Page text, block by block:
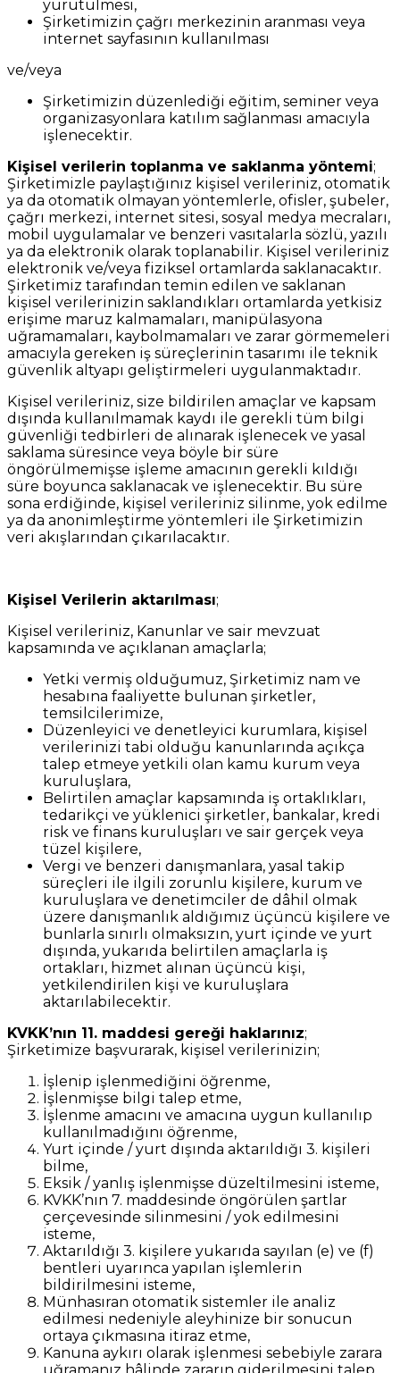
yürütülmesi,
Şirketimizin çağrı merkezinin aranması veya
internet sayfasının kullanılması
ve/veya
Şirketimizin düzenlediği eğitim, seminer veya
organizasyonlara katılım sağlanması amacıyla
işlenecektir.
Kişisel verilerin toplanma ve saklanma yöntemi;
Şirketimizle paylaştığınız kişisel verileriniz, otomatik
ya da otomatik olmayan yöntemlerle, ofisler, şubeler,
çağrı merkezi, internet sitesi, sosyal medya mecraları,
mobil uygulamalar ve benzeri vasıtalarla sözlü, yazılı
ya da elektronik olarak toplanabilir. Kişisel verileriniz
elektronik ve/veya fiziksel ortamlarda saklanacaktır.
Şirketimiz tarafından temin edilen ve saklanan
kişisel verilerinizin saklandıkları ortamlarda yetkisiz
erişime maruz kalmamaları, manipülasyona
uğramamaları, kaybolmamaları ve zarar görmemeleri
amacıyla gereken iş süreçlerinin tasarımı ile teknik
güvenlik altyapı geliştirmeleri uygulanmaktadır.
Kişisel verileriniz, size bildirilen amaçlar ve kapsam
dışında kullanılmamak kaydı ile gerekli tüm bilgi
güvenliği tedbirleri de alınarak işlenecek ve yasal
saklama süresince veya böyle bir süre
öngörülmemişse işleme amacının gerekli kıldığı
süre boyunca saklanacak ve işlenecektir. Bu süre
sona erdiğinde, kişisel verileriniz silinme, yok edilme
ya da anonimleştirme yöntemleri ile Şirketimizin
veri akışlarından çıkarılacaktır.
Kişisel Verilerin aktarılması;
Kişisel verileriniz, Kanunlar ve sair mevzuat
kapsamında ve açıklanan amaçlarla;
Yetki vermiş olduğumuz, Şirketimiz nam ve
hesabına faaliyette bulunan şirketler,
temsilcilerimize,
Düzenleyici ve denetleyici kurumlara, kişisel
verilerinizi tabi olduğu kanunlarında açıkça
talep etmeye yetkili olan kamu kurum veya
kuruluşlara,
Belirtilen amaçlar kapsamında iş ortaklıkları,
tedarikçi ve yüklenici şirketler, bankalar, kredi
risk ve finans kuruluşları ve sair gerçek veya
tüzel kişilere,
Vergi ve benzeri danışmanlara, yasal takip
süreçleri ile ilgili zorunlu kişilere, kurum ve
kuruluşlara ve denetimciler de dâhil olmak
üzere danışmanlık aldığımız üçüncü kişilere ve
bunlarla sınırlı olmaksızın, yurt içinde ve yurt
dışında, yukarıda belirtilen amaçlarla iş
ortakları, hizmet alınan üçüncü kişi,
yetkilendirilen kişi ve kuruluşlara
aktarılabilecektir.
KVKK’nın 11. maddesi gereği haklarınız;
Şirketimize başvurarak, kişisel verilerinizin;
İşlenip işlenmediğini öğrenme,
İşlenmişse bilgi talep etme,
İşlenme amacını ve amacına uygun kullanılıp
kullanılmadığını öğrenme,
Yurt içinde / yurt dışında aktarıldığı 3. kişileri
bilme,
Eksik / yanlış işlenmişse düzeltilmesini isteme,
KVKK’nın 7. maddesinde öngörülen şartlar
çerçevesinde silinmesini / yok edilmesini
isteme,
Aktarıldığı 3. kişilere yukarıda sayılan (e) ve (f)
bentleri uyarınca yapılan işlemlerin
bildirilmesini isteme,
Münhasıran otomatik sistemler ile analiz
edilmesi nedeniyle aleyhinize bir sonucun
ortaya çıkmasına itiraz etme,
Kanuna aykırı olarak işlenmesi sebebiyle zarara